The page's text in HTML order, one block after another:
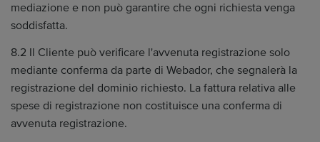
mediazione e non può garantire che ogni richiesta venga
soddisfatta.
8.2 Il Cliente può verificare l'avvenuta registrazione solo
mediante conferma da parte di Webador, che segnalerà la
registrazione del dominio richiesto. La fattura relativa alle
spese di registrazione non costituisce una conferma di
avvenuta registrazione.